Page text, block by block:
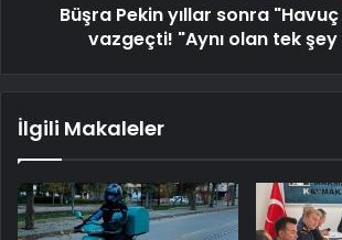
Büşra Pekin yıllar sonra
vazgeçti! "Aynı olan tek
İlgili Makaleler